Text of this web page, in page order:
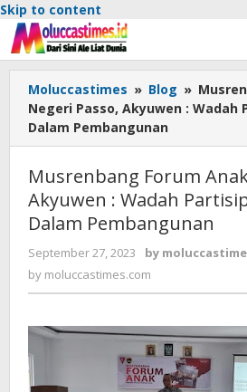
Skip to content
Moluccastimes » Blog »
Negeri Passo, Akyuwen : Wadah
Dalam Pembangunan
Musrenbang Forum
Akyuwen : Wadah
Dalam Pembangunan
September 27, 2023 by
by moluccastimes.com